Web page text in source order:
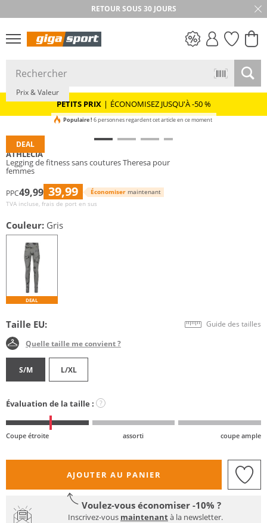
RETOUR SOUS 30 JOURS
PETITS PRIX
PETITS PRIX | ÉCONOMISEZ JUSQU'À -50 %
DEAL
Prix & Valeur
Populaire ! 6 personnes regardent cet article en ce moment
ATHLECIA
Legging de fitness sans coutures Theresa pour
femmes
PPC49,99 39,99 Économiser maintenant
TVA incluse, frais de port en sus
Couleur: Gris
DEAL
Taille EU: Guide des tailles
Quelle taille me convient ?
S/M L/XL
Évaluation de la taille : ?
Coupe étroite assorti coupe ample
AJOUTER AU PANIER
Voulez-vous économiser -10% ?
Inscrivez-vous maintenantà la newsletter.